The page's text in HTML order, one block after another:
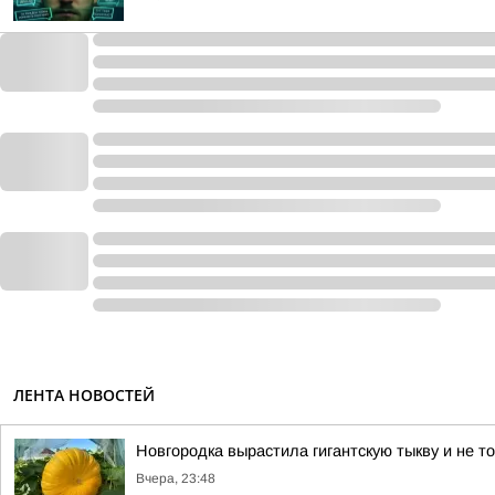
ЛЕНТА НОВОСТЕЙ
Новгородка вырастила гигантскую тыкву и не
Вчера, 23:48